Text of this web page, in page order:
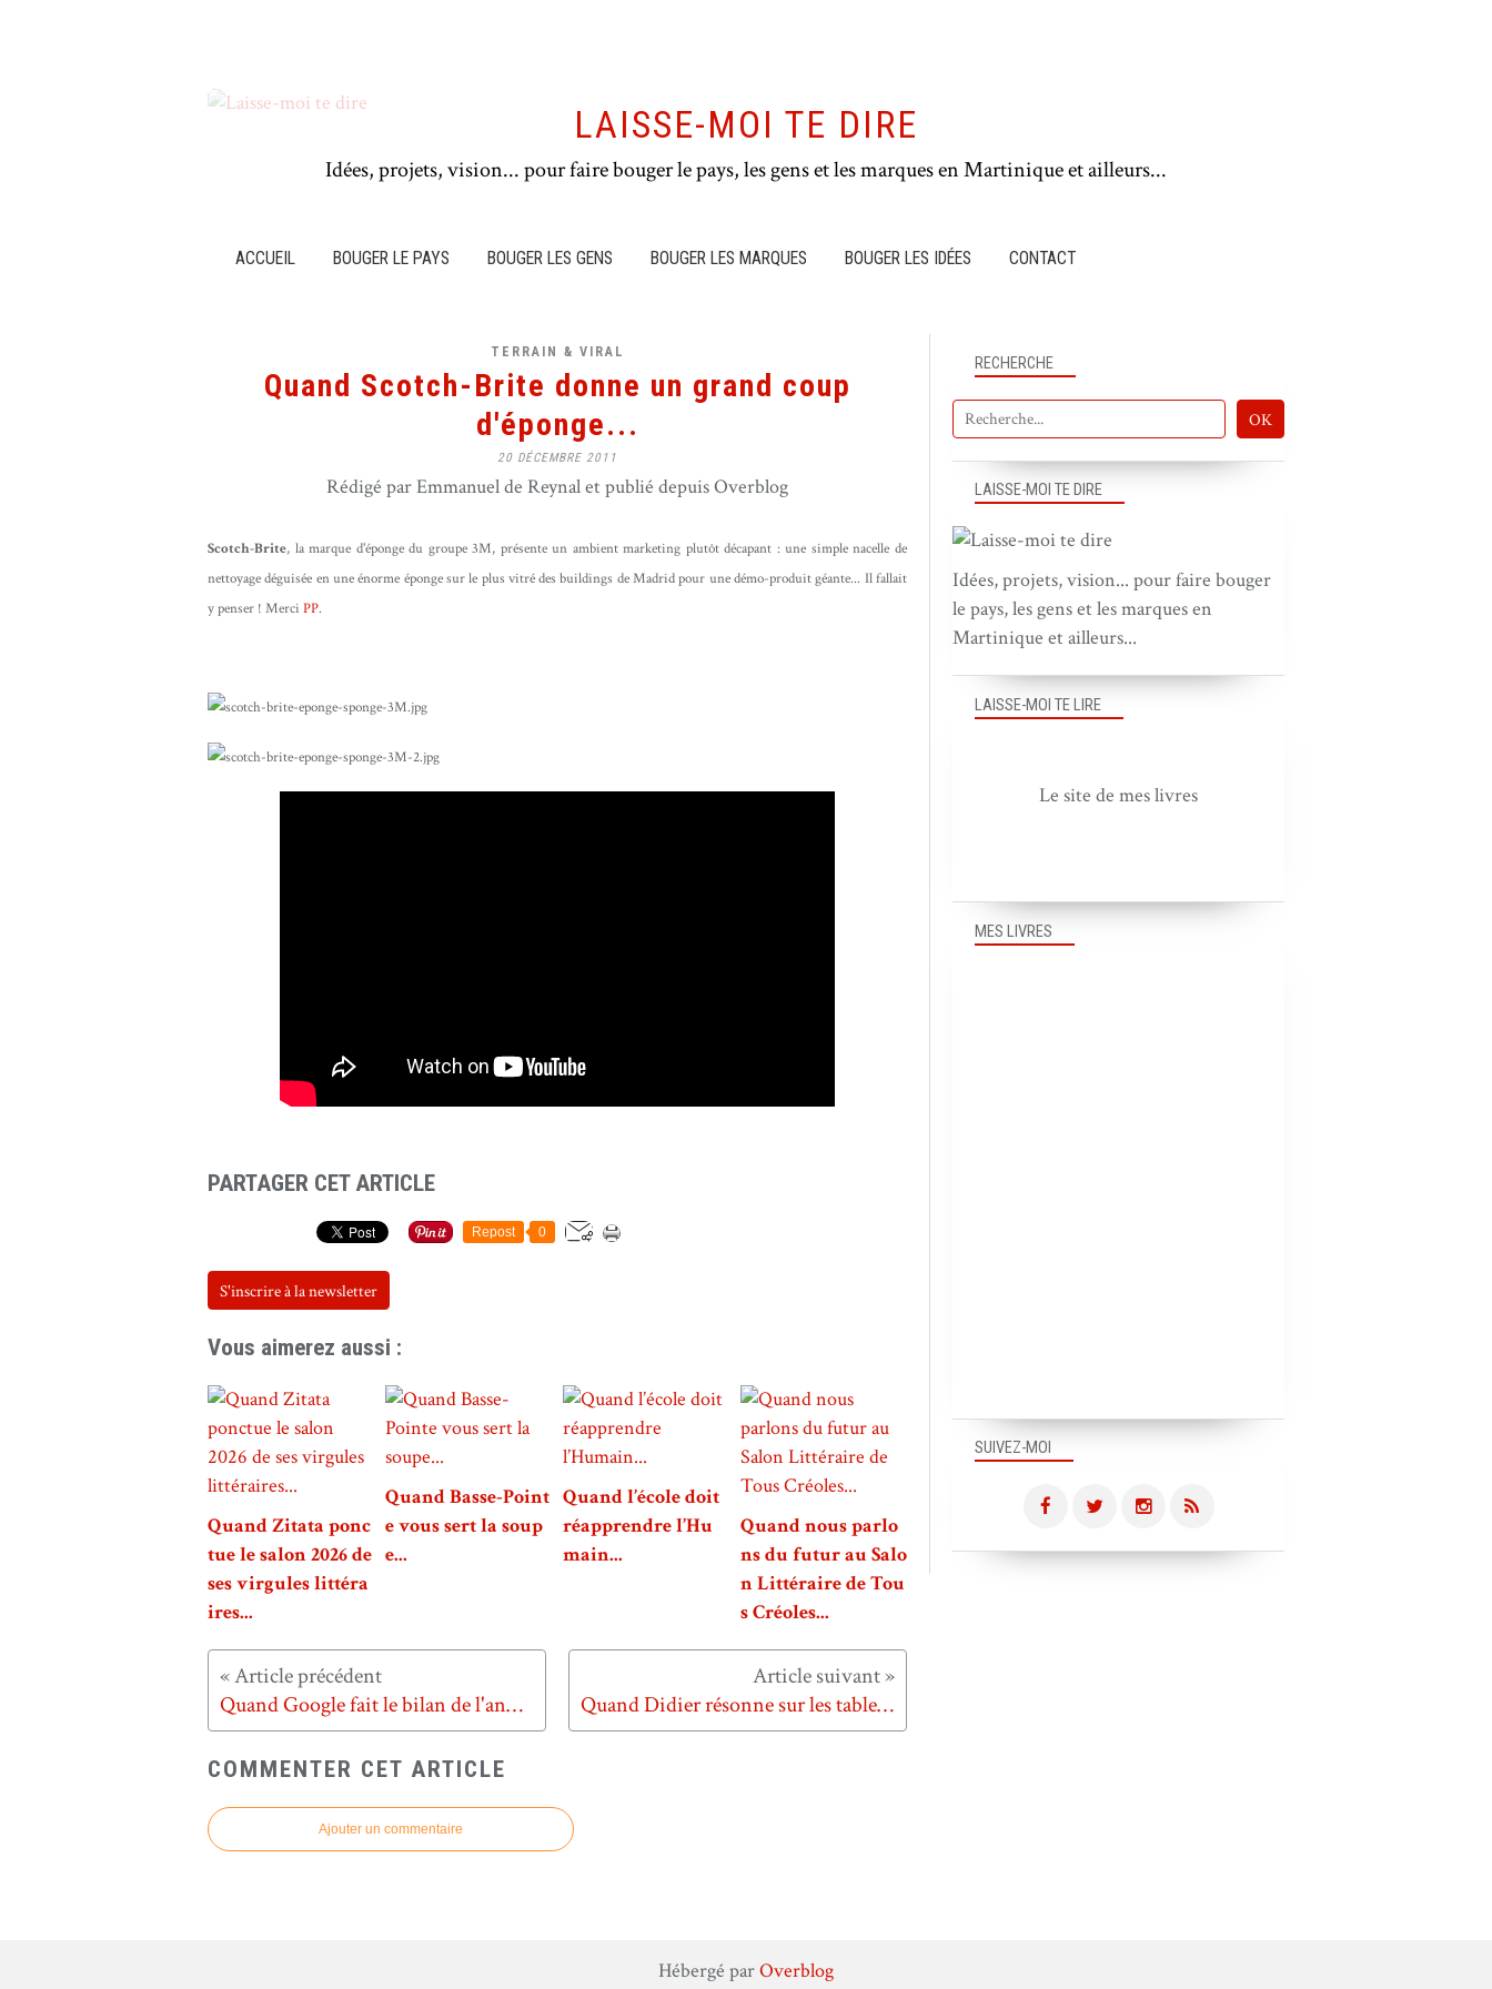
LAISSE-MOI TE DIRE
Idées, projets, vision... pour faire bouger le pays, les gens et les marques en Martinique et ailleurs...
ACCUEIL BOUGER LE PAYS BOUGER LES GENS BOUGER LES MARQUES BOUGER LES IDÉES CONTACT
TERRAIN & VIRAL
Quand Scotch-Brite donne un grand coup
d'éponge...
20 DÉCEMBRE 2011
Rédigé par Emmanuel de Reynal et publié depuis Overblog
Scotch-Brite, la marque d'éponge du groupe 3M, présente un ambient marketing plutôt décapant : une simple nacelle de
nettoyage déguisée en une énorme éponge sur le plus vitré des buildings de Madrid pour une démo-produit géante... Il fallait
y penser ! Merci PP.
PARTAGER CET ARTICLE
Repost 0
S'inscrire à la newsletter
Vous aimerez aussi :
Quand Zitata ponc
tue le salon 2026 de
ses virgules littéra
ires...
Quand Basse-Point
e vous sert la soup
e...
Quand l’école doit
réapprendre l’Hu
main...
Quand nous parlo
ns du futur au Salo
n Littéraire de Tou
s Créoles...
Quand Google fait le bilan de l'année 2011... Quand Didier résonne sur les tables de Noël...
COMMENTER CET ARTICLE
Ajouter un commentaire
SUIVEZ-MOI
RECHERCHE
LAISSE-MOI TE DIRE
Idées, projets, vision... pour faire bouger
le pays, les gens et les marques en
Martinique et ailleurs...
MES LIVRES
LAISSE-MOI TE LIRE
Le site de mes livres
Hébergé parOverblog